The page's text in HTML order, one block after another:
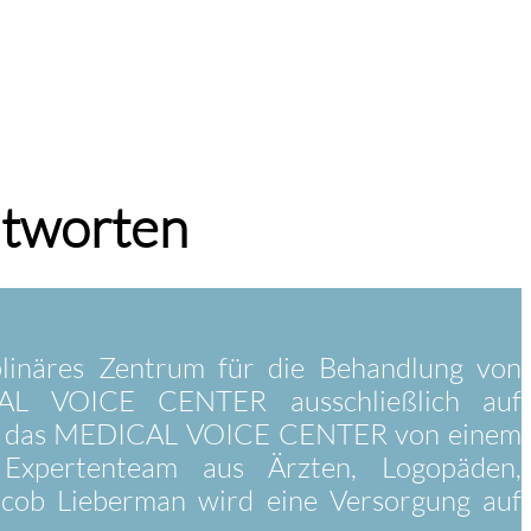
Zentrum für die Behandlung von
VOICE CENTER ausschließlich auf
MEDICAL VOICE CENTER von einem
aus Ärzten, Logopäden,
Lieberman wird eine Versorgung auf